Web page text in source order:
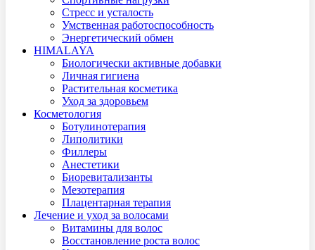
Стресс и усталость
Умственная работоспособность
Энергетический обмен
HIMALAYA
Биологически активные добавки
Личная гигиена
Растительная косметика
Уход за здоровьем
Косметология
Ботулинотерапия
Липолитики
Филлеры
Анестетики
Биоревитализанты
Мезотерапия
Плацентарная терапия
Лечение и уход за волосами
Витамины для волос
Восстановление роста волос